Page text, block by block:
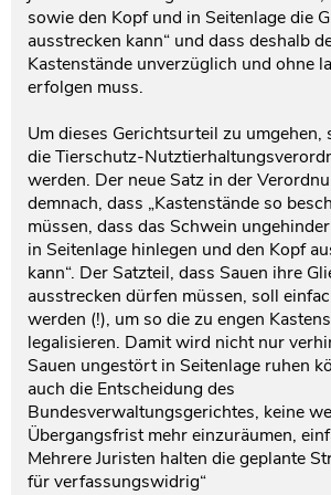
sowie den Kopf und in Seitenlage die
ausstrecken kann“ und dass deshalb
Kastenstände unverzüglich und ohne
erfolgen muss.
Um dieses Gerichtsurteil zu umgehen,
die Tierschutz-
werden. Der neue Satz in der
demnach, dass „Kastenstände so
müssen, dass das Schwein
in Seitenlage hinlegen und den Kopf
kann“. Der Satzteil, dass Sauen ihre
ausstrecken dürfen müssen, soll
werden (!), um so die zu engen
legalisieren. Damit wird nicht nur
Sauen ungestört in Seitenlage ruhen
auch die Entscheidung des
Bundesverwaltungsgerichtes, keine
Übergangsfrist mehr einzuräumen,
Mehrere Juristen halten die geplante
für verfassungswidrig“